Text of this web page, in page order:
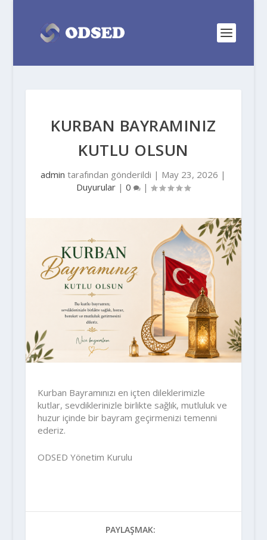
KURBAN BAYRAMINIZ
KUTLU OLSUN
admin tarafından gönderildi | May 23, 2026 |
Duyurular |0 |
Kurban Bayramınızı en içten dileklerimizle
kutlar, sevdiklerinizle birlikte sağlık, mutluluk ve
huzur içinde bir bayram geçirmenizi temenni
ederiz.
ODSED Yönetim Kurulu
PAYLAŞMAK: